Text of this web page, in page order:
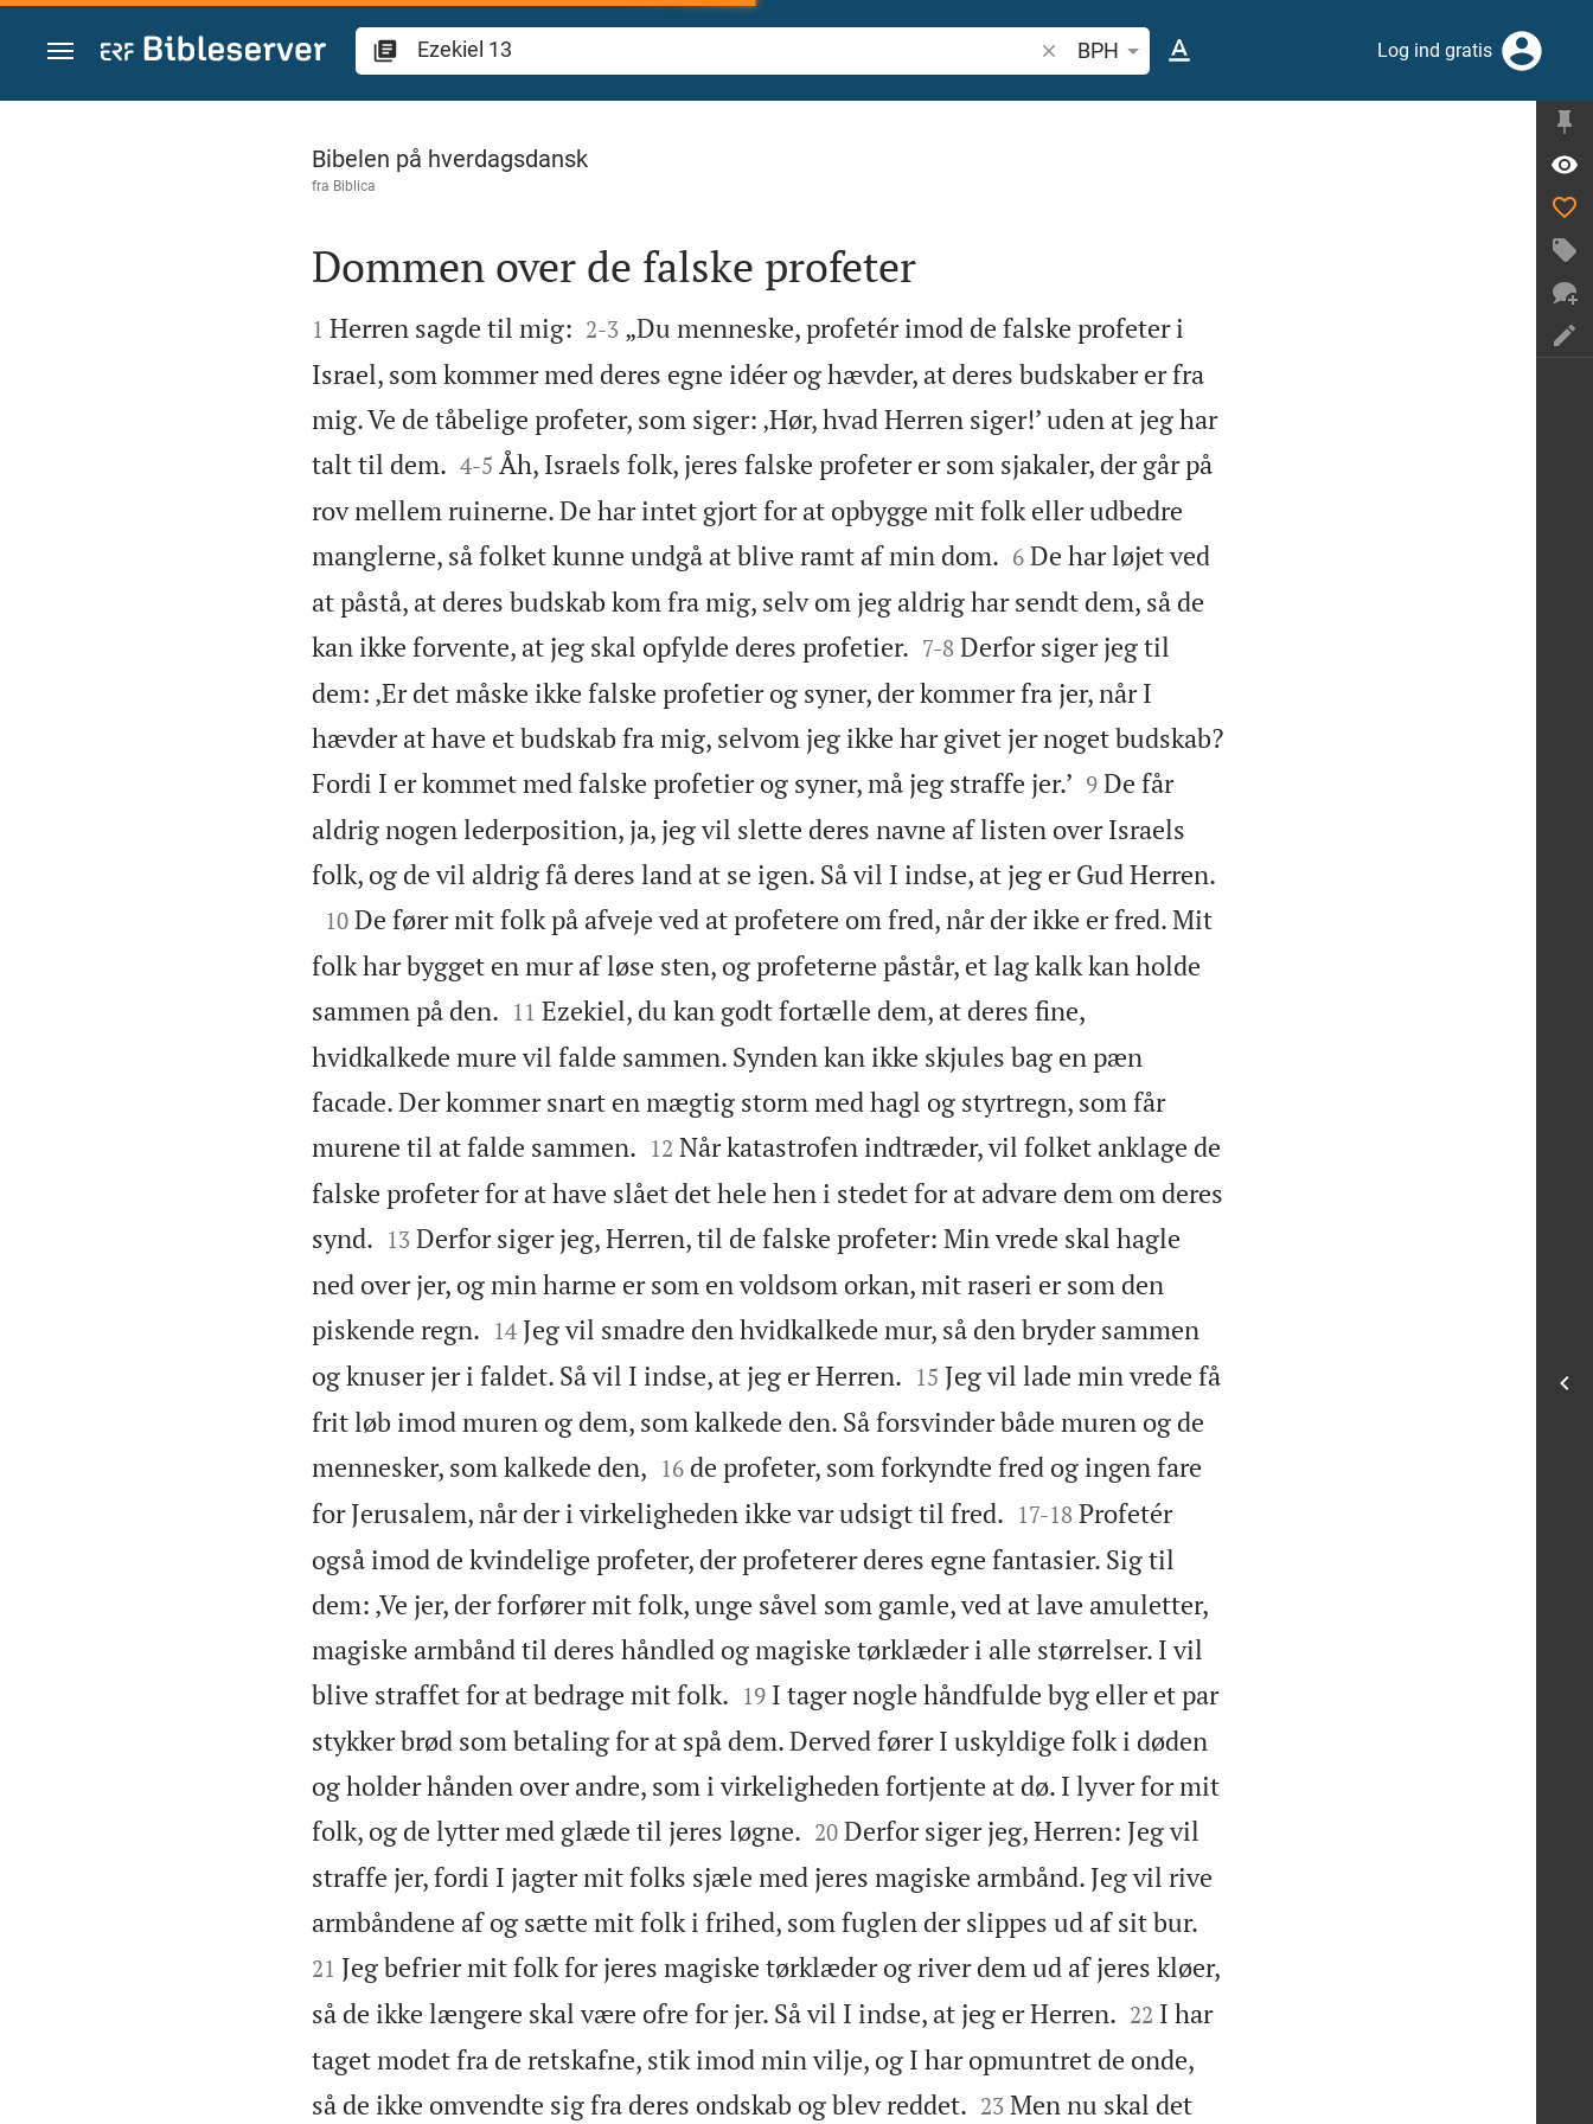
Gå til indhold
Søg efter bibelvers eller ord
BPH Log ind gratis
Ezekiel 13
Bibelen på hverdagsdansk
fra Biblica

Dommen over de falske profeter

1 Herren sagde til mig:
2-3 „Du menneske, profetér imod de falske profeter i
Israel, som kommer med deres egne idéer og hævder, at deres budskaber er fra
mig. Ve de tåbelige profeter, som siger: ‚Hør, hvad Herren siger!’ uden at jeg har
talt til dem.
4-5 Åh, Israels folk, jeres falske profeter er som sjakaler, der går på
rov mellem ruinerne. De har intet gjort for at opbygge mit folk eller udbedre
manglerne, så folket kunne undgå at blive ramt af min dom.
6 De har løjet ved
at påstå, at deres budskab kom fra mig, selv om jeg aldrig har sendt dem, så de
kan ikke forvente, at jeg skal opfylde deres profetier.
7-8 Derfor siger jeg til
dem: ‚Er det måske ikke falske profetier og syner, der kommer fra jer, når I
hævder at have et budskab fra mig, selvom jeg ikke har givet jer noget budskab?
Fordi I er kommet med falske profetier og syner, må jeg straffe jer.’
9 De får
aldrig nogen lederposition, ja, jeg vil slette deres navne af listen over Israels
folk, og de vil aldrig få deres land at se igen. Så vil I indse, at jeg er Gud Herren.

10 De fører mit folk på afveje ved at profetere om fred, når der ikke er fred. Mit
folk har bygget en mur af løse sten, og profeterne påstår, et lag kalk kan holde
sammen på den.
11 Ezekiel, du kan godt fortælle dem, at deres fine,
hvidkalkede mure vil falde sammen. Synden kan ikke skjules bag en pæn
facade. Der kommer snart en mægtig storm med hagl og styrtregn, som får
murene til at falde sammen.
12 Når katastrofen indtræder, vil folket anklage de
falske profeter for at have slået det hele hen i stedet for at advare dem om deres
synd.
13 Derfor siger jeg, Herren, til de falske profeter: Min vrede skal hagle
ned over jer, og min harme er som en voldsom orkan, mit raseri er som den
piskende regn.
14 Jeg vil smadre den hvidkalkede mur, så den bryder sammen
og knuser jer i faldet. Så vil I indse, at jeg er Herren.
15 Jeg vil lade min vrede få
frit løb imod muren og dem, som kalkede den. Så forsvinder både muren og de
mennesker, som kalkede den,
16 de profeter, som forkyndte fred og ingen fare
for Jerusalem, når der i virkeligheden ikke var udsigt til fred.
17-18 Profetér
også imod de kvindelige profeter, der profeterer deres egne fantasier. Sig til
dem: ‚Ve jer, der forfører mit folk, unge såvel som gamle, ved at lave amuletter,
magiske armbånd til deres håndled og magiske tørklæder i alle størrelser. I vil
blive straffet for at bedrage mit folk.
19 I tager nogle håndfulde byg eller et par
stykker brød som betaling for at spå dem. Derved fører I uskyldige folk i døden
og holder hånden over andre, som i virkeligheden fortjente at dø. I lyver for mit
folk, og de lytter med glæde til jeres løgne.
20 Derfor siger jeg, Herren: Jeg vil
straffe jer, fordi I jagter mit folks sjæle med jeres magiske armbånd. Jeg vil rive
armbåndene af og sætte mit folk i frihed, som fuglen der slippes ud af sit bur.
21 Jeg befrier mit folk for jeres magiske tørklæder og river dem ud af jeres kløer,
så de ikke længere skal være ofre for jer. Så vil I indse, at jeg er Herren.
22 I har
taget modet fra de retskafne, stik imod min vilje, og I har opmuntret de onde,
så de ikke omvendte sig fra deres ondskab og blev reddet.
23 Men nu skal det